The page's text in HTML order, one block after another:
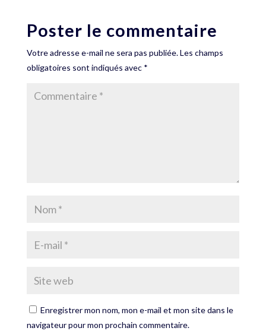
Poster le commentaire
Votre adresse e-mail ne sera pas publiée.Les champs
obligatoires sont indiqués avec *
Enregistrer mon nom, mon e-mail et mon site dans le
navigateur pour mon prochain commentaire.